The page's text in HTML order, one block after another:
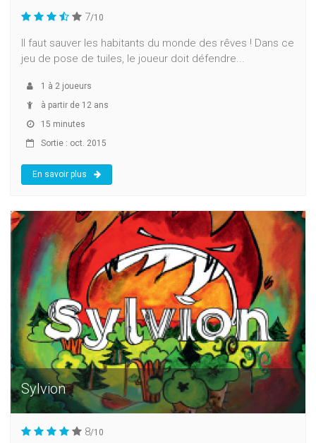
7/10
Il faut sauver les habitants du monde des rêves ! Dans ce
jeu de pose de tuiles, le joueur doit défendre...
1 à 2 joueurs
à partir de 12 ans
15 minutes
Sortie : oct. 2015
En savoir plus
Sylvion
8/10